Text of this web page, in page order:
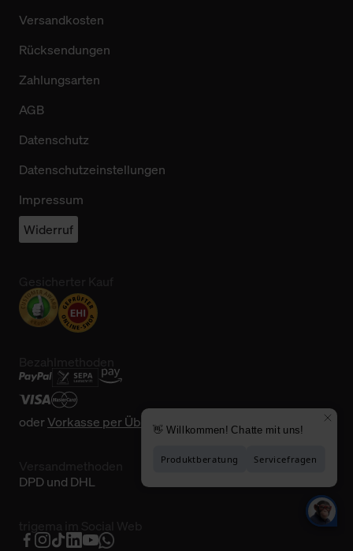
Versandkosten
Rücksendungen
Zahlungsarten
AGB
Datenschutz
Datenschutzeinstellungen
Impressum
Widerruf
oderVorkasse per Überweisung
DPD und DHL